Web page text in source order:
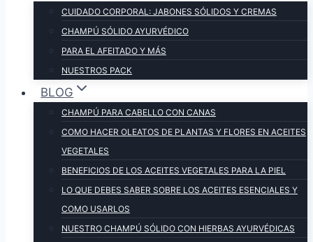
CUIDADO CORPORAL: JABONES SÓLIDOS Y CREMAS
CHAMPÚ SÓLIDO AYURVÉDICO
PARA EL AFEITADO Y MÁS
NUESTROS PACK
BLOG
CHAMPÚ PARA CABELLO CON CANAS
COMO HACER OLEATOS DE PLANTAS Y FLORES EN ACEITES
VEGETALES
BENEFICIOS DE LOS ACEITES VEGETALES PARA LA PIEL
LO QUE DEBES SABER SOBRE LOS ACEITES ESENCIALES Y
COMO USARLOS
NUESTRO CHAMPÚ SÓLIDO CON HIERBAS AYURVÉDICAS